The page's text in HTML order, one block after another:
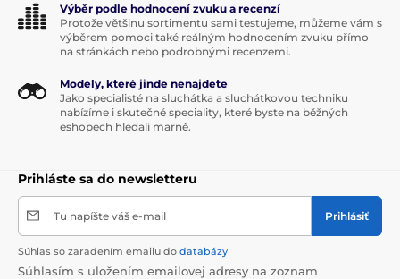
Výběr podle hodnocení zvuku a recenzí
Protože většinu sortimentu sami testujeme, můžeme vám s
výběrem pomoci také reálným hodnocením zvuku přímo
na stránkách nebo podrobnými recenzemi.
Modely, které jinde nenajdete
Jako specialisté na sluchátka a sluchátkovou techniku
nabízíme i skutečné speciality, které byste na běžných
eshopech hledali marně.
Prihláste sa do newsletteru
Tu napíšte váš e-mail Prihlásiť
Súhlas so zaradením emailu do databázy
Súhlasím s uložením emailovej adresy na zoznam